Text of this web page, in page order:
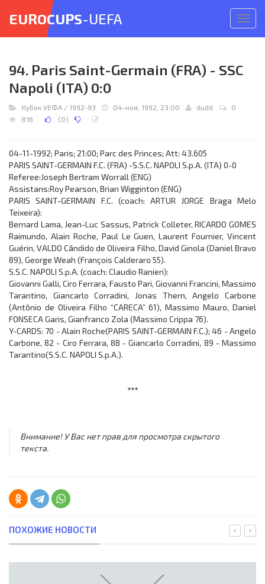
меню
EUROCUPS-UEFA
94. Paris Saint-Germain (FRA) - SSC
Napoli (ITA) 0:0
Кубок УЕФА / 1992-93 04-ноя, 1992, 23:00 dudd
0
816
(0)
04-11-1992; Paris; 21:00; Parc des Princes; Att: 43.605
PARIS SAINT-GERMAIN F.C. (FRA) -S.S.C. NAPOLI S.p.A. (ITA) 0-0
Referee:Joseph Bertram Worrall (ENG)
Assistans:Roy Pearson, Brian Wigginton (ENG)
PARIS SAINT-GERMAIN F.C. (coach: ARTUR JORGE Braga Melo
Teixeira):
Bernard Lama, Jean-Luc Sassus, Patrick Colleter, RICARDO GOMES
Raimundo, Alain Roche, Paul Le Guen, Laurent Fournier, Vincent
Guérin, VALDO Cândido de Oliveira Filho, David Ginola (Daniel Bravo
89), George Weah (François Calderaro 55).
S.S.C. NAPOLI S.p.A. (coach: Claudio Ranieri):
Giovanni Galli, Ciro Ferrara, Fausto Pari, Giovanni Francini, Massimo
Tarantino, Giancarlo Corradini, Jonas Thern, Angelo Carbone
(Antônio de Oliveira Filho “CARECA” 61), Massimo Mauro, Daniel
FONSECA Garis, Gianfranco Zola (Massimo Crippa 76).
Y-CARDS: 70 - Alain Roche(PARIS SAINT-GERMAIN F.C.); 46 - Angelo
Carbone, 82 - Ciro Ferrara, 88 - Giancarlo Corradini, 89 - Massimo
Tarantino(S.S.C. NAPOLI S.p.A.).
***
Внимание! У Вас нет прав для просмотра скрытого
текста.
ПОХОЖИЕ НОВОСТИ